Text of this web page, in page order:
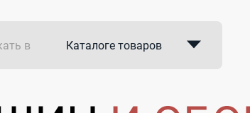
в Каталоге товаров
В закупках